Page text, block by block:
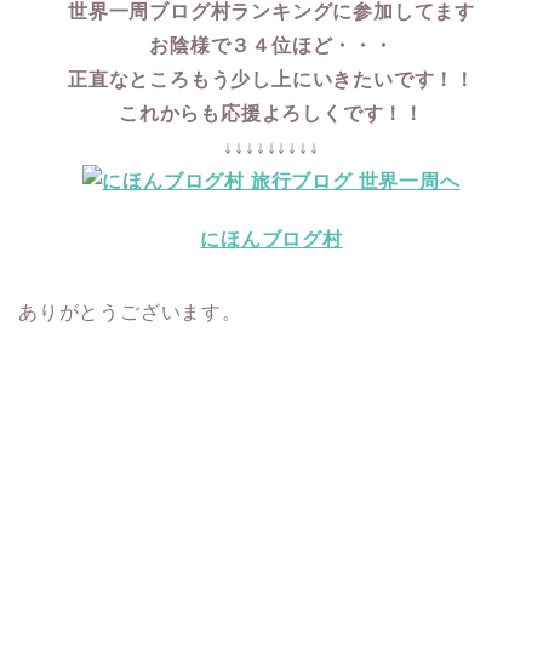
世界一周ブログ村ランキングに参加してます
お陰様で３４位ほど・・・
正直なところもう少し上にいきたいです！！
これからも応援よろしくです！！
↓↓↓↓↓↓↓↓↓
にほんブログ村
ありがとうございます。